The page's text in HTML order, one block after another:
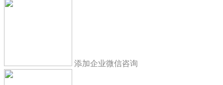
添加企业微信咨询